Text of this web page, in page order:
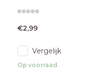
€2,99
Vergelijk
Op voorraad